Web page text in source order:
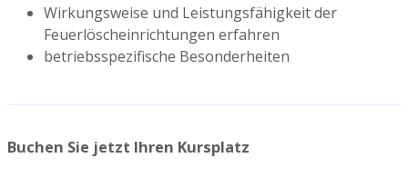
Wirkungsweise und Leistungsfähigkeit der
Feuerlöscheinrichtungen erfahren
betriebsspezifische Besonderheiten
Buchen Sie jetzt Ihren Kursplatz